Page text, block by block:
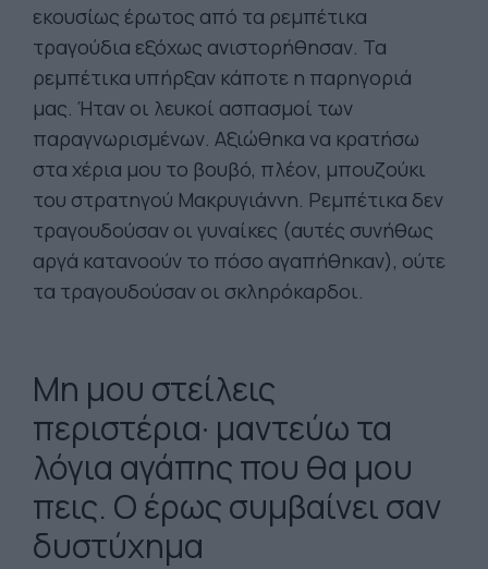
εκουσίως έρωτος από τα ρεμπέτικα
τραγούδια εξόχως ανιστορήθησαν. Τα
ρεμπέτικα υπήρξαν κάποτε η παρηγοριά
μας. Ήταν οι λευκοί ασπασμοί των
παραγνωρισμένων. Αξιώθηκα να κρατήσω
στα χέρια μου το βουβό, πλέον, μπουζούκι
του στρατηγού Μακρυγιάννη. Ρεμπέτικα δεν
τραγουδούσαν οι γυναίκες (αυτές συνήθως
αργά κατανοούν το πόσο αγαπήθηκαν), ούτε
τα τραγουδούσαν οι σκληρόκαρδοι.
Μη μου στείλεις
περιστέρια· μαντεύω τα
λόγια αγάπης που θα μου
πεις. Ο έρως συμβαίνει σαν
δυστύχημα